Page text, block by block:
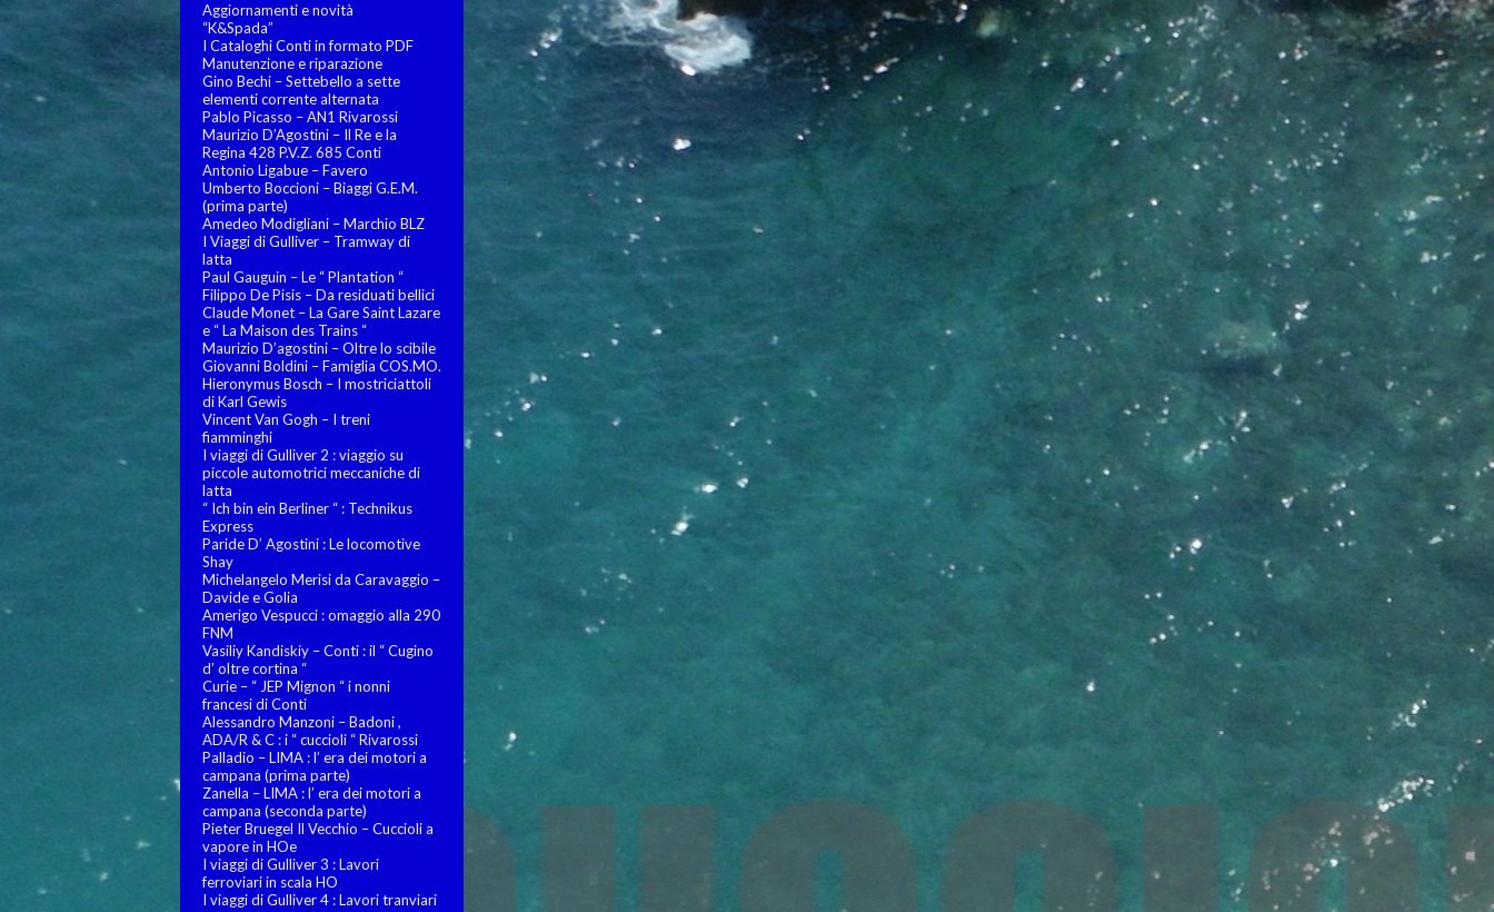
Aggiornamenti e novità
“K&Spada”
I Cataloghi Conti in formato PDF
Manutenzione e riparazione
Gino Bechi – Settebello a sette
elementi corrente alternata
Pablo Picasso – AN1 Rivarossi
Maurizio D’Agostini – Il Re e la
Regina 428 P.V.Z. 685 Conti
Antonio Ligabue – Favero
Umberto Boccioni – Biaggi G.E.M.
(prima parte)
Amedeo Modigliani – Marchio BLZ
I Viaggi di Gulliver – Tramway di
latta
Paul Gauguin – Le “ Plantation “
Filippo De Pisis – Da residuati bellici
Claude Monet – La Gare Saint Lazare
e “ La Maison des Trains “
Maurizio D’agostini – Oltre lo scibile
Giovanni Boldini – Famiglia COS.MO.
Hieronymus Bosch – I mostriciattoli
di Karl Gewis
Vincent Van Gogh – I treni
fiamminghi
I viaggi di Gulliver 2 : viaggio su
piccole automotrici meccaniche di
latta
“ Ich bin ein Berliner “ : Technikus
Express
Paride D’ Agostini : Le locomotive
Shay
Michelangelo Merisi da Caravaggio –
Davide e Golia
Amerigo Vespucci : omaggio alla 290
FNM
Vasiliy Kandiskiy – Conti : il “ Cugino
d’ oltre cortina “
Curie – “ JEP Mignon “ i nonni
francesi di Conti
Alessandro Manzoni – Badoni ,
ADA/R & C : i “ cuccioli “ Rivarossi
Palladio – LIMA : l’ era dei motori a
campana (prima parte)
Zanella – LIMA : l’ era dei motori a
campana (seconda parte)
Pieter Bruegel Il Vecchio – Cuccioli a
vapore in HOe
I viaggi di Gulliver 3 : Lavori
ferroviari in scala HO
I viaggi di Gulliver 4 : Lavori tranviari